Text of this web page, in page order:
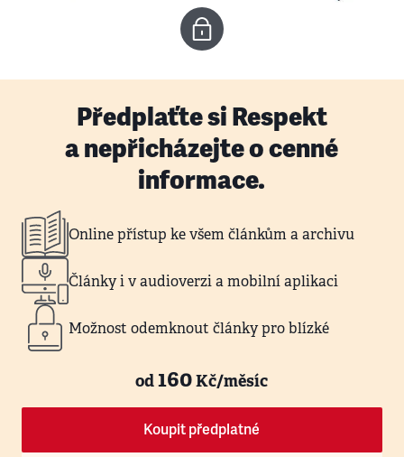
Předplaťte si Respekt
a nepřicházejte o cenné
informace.
Online přístup ke všem článkům a archivu
Články i v audioverzi a mobilní aplikaci
Možnost odemknout články pro blízké
od160Kč/měsíc
Koupit předplatné